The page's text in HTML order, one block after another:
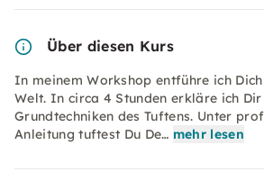
Über diesen Kurs
In meinem Workshop entführe ich
Welt. In circa 4 Stunden erkläre ich
Grundtechniken des Tuftens. Unter
Anleitung tuftest Du De… mehr lesen